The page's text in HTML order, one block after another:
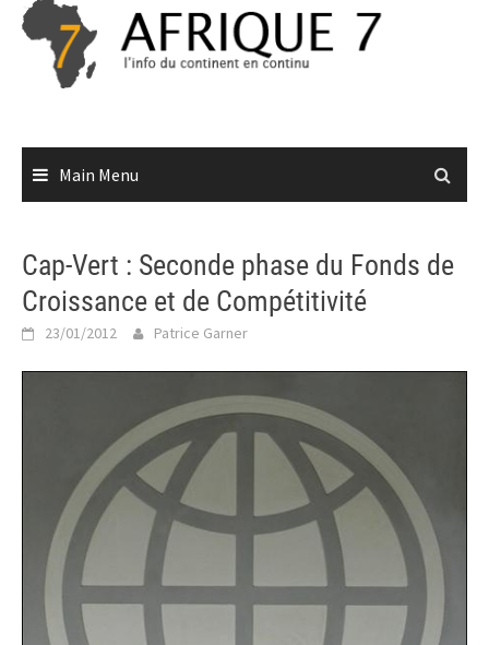
Skip
content
Main Menu
Cap-Vert : Seconde phase du Fonds de
Croissance et de Compétitivité
23/01/2012 Patrice Garner